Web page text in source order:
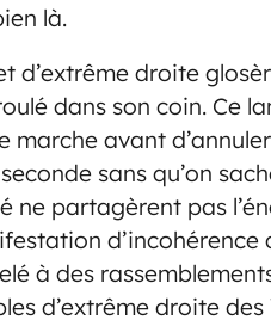
là.
d’extrême droite
dans son coin. Ce
marche avant
sans qu’on
ne partagèrent pas
à des
d’extrême droite